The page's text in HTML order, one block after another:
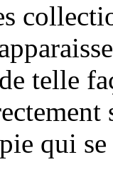
telle
qui